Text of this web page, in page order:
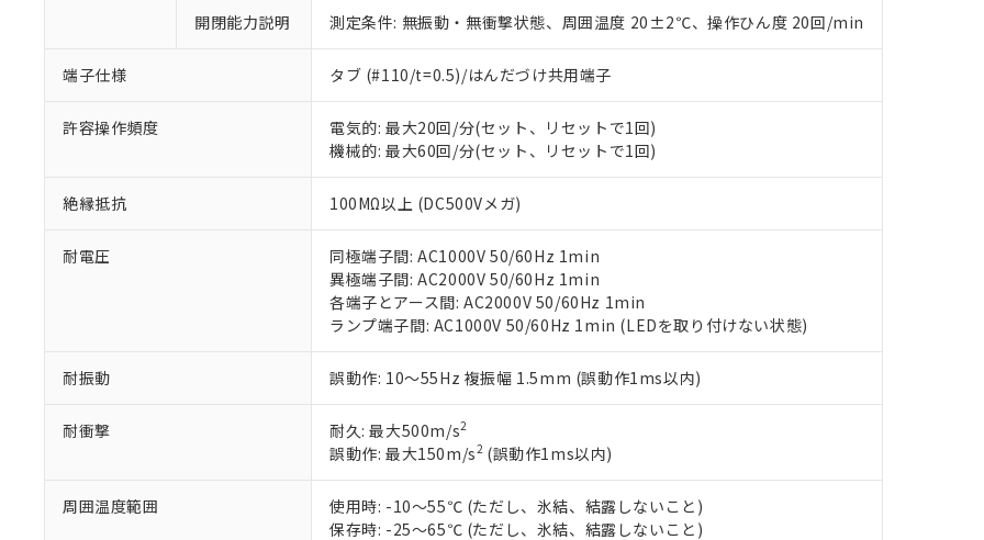
開閉能力説明 測定条件: 無振動・無衝撃状態、周囲温度 20±2℃、操作ひん度 20回/min
端子仕様 タブ (#110/t=0.5)/はんだづけ共用端子
許容操作頻度
電気的: 最大20回/分(セット、リセットで1回)
機械的: 最大60回/分(セット、リセットで1回)
絶縁抵抗 100MΩ以上 (DC500Vメガ)
耐電圧
同極端子間: AC1000V 50/60Hz 1min
異極端子間: AC2000V 50/60Hz 1min
各端子とアース間: AC2000V 50/60Hz 1min
ランプ端子間: AC1000V 50/60Hz 1min (LEDを取り付けない状態)
耐振動 誤動作: 10～55Hz 複振幅 1.5mm (誤動作1ms以内)
耐衝撃 耐久: 最大500m/s2
誤動作: 最大150m/s2(誤動作1ms以内)
周囲温度範囲
使用時: -10～55℃ (ただし、氷結、結露しないこと)
保存時: -25～65℃ (ただし、氷結、結露しないこと)
ご利用条件
以下の条件をお読みいただき、同意のうえご利用ください。
くものです。
当社制御機器事業取扱商品の中には、本サービスの対象外となる商品もあること
在庫状況および標準価格照会結果は、記載している更新日時点での社内データに
のであり、閲覧された時点での実際の在庫および標準価格とは異なる場合がある
い。
正式な納期状況および標準価格はお客様のお取引先、またはお客様担当のオムロ
当社販売員にご相談ください。
オムロン制御機器販売店や当社販売拠点は「
在庫状況および標準価格結果を当社の事前の承諾なく第三者に漏洩または開示し
マイパーツ機能（部品リスト作成サービス）をご利用いただくには、I-Webメン
ている必要があります。
お客様が当ウェブサイト上で当社にご登録された部品リストについて、当社およ
が、当社の製品・サービスに関するお客様との取引・商談に必要な範囲で利用す
さい。
※当社の共同利用者とは、"個人情報の共同利用に関して"
の「1.共同利用者の
いる法人を指します。
非該当品：ライセンス料など無形物で、有害物質有無と関係のない商品です。
仕入先様の事情により、非含有部品としていたものが、含有品と判明した場合などや
があります。
鉛(Pb) 1000ppm以下、 水銀(Hg) 1000ppm以下、 カドミウム(Cd) 100ppm以下、
六価クロム(Cr(Ⅵ)) 1000ppm以下、ポリ臭化ビフェニル類(PBB) 1000ppm以下、ポリ臭化ジフェニルエーテル
フタル酸ビス(2-エチルヘキシル) (DEHP)(別名：DOP) 1000ppm以下、フタル酸ブチルベンジル（BBP）
ル（DBP） 1000ppm以下、フタル酸ジイソブチル (DIBP) 1000ppm以下
但し、RoHS指令で産業用監視および制御機器に対する適用除外項目は除く。
フタル酸エステル類の４物質については閾値を超える意図的な使用がないことを確認しています。
※2 対応予定月
部品在庫の切り替え状況などにより、予定月が前後することがあります。
※3 非含有証明書ダウンロード
下記の非含有証明書をダウンロードすることができます。
EU RoHS指令（10物質）の非含有証明書
51物質の非含有証明書（当社基準）
※1 中国RoHS○×表
「○」：最大均質材料含有率が中国RoHSの基準値以下であることを示します。
「×」：最大均質材料含有率が中国RoHSの基準値を超えていることを示します。
「－」：未確認です。当社販売部門へお問い合わせください。
*中国RoHS10物質の基準値 (GB/T26572)：
Cr(Ⅵ)(六価クロム) : 1000ppm、 PBBs(ポリ臭化ビフェニル類) : 1000ppm、 PBDEs(ポリ臭化ジフェニルエーテ
※2 環境保護使用期限
「ｅ」：有害物質（10物質）のすべてが基準値以下であることを示します。
「10」：通常の使用状況下において有害物質が外部に漏えいし、環境に深刻な影響を
「－」：未確認です。当社販売部門へお問い合わせください。
う）を輸出または国外への提供する場合は、日本国政府の輸出許可(または役務取
などの必要な手続きをとります。
当社は規制貨物を破棄する場合は、完全に破砕するなど、違法に輸出されないよ
ます。
当社は貴社製品を、核兵器、ミサイル、化学兵器、生物兵器またはその他武器並
置等に一切使用いたしません。
当社は、貴社製品を第三者に販売する場合は、上記1、2および3の内容を当該第
また当社は、販売先および販売に係わる関係者が違法に輸出するおそれがある場
たしません。
記
説明
△ 一定数には満たないが在庫あり
－
在庫なし(最新の在庫状況については、お客様のお取引先、またはお客様担当
機器販売店・当社販売員にご確認ください)
空
白
受注生産機種、また在庫状況の情報を公開していない機種